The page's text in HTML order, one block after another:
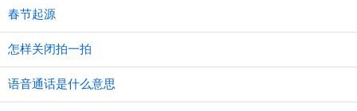
春节起源
怎样关闭拍一拍
语音通话是什么意思